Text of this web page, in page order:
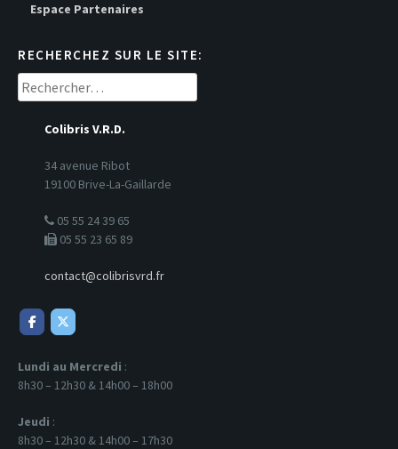
Espace Partenaires
RECHERCHEZ SUR LE SITE:
Rechercher :
Colibris V.R.D.
34 avenue Ribot
19100 Brive-La-Gaillarde
05 55 24 39 65
05 55 23 65 89
contact@colibrisvrd.fr
Lundi au Mercredi :
8h30 – 12h30 & 14h00 – 18h00
Jeudi :
8h30 – 12h30 & 14h00 – 17h30